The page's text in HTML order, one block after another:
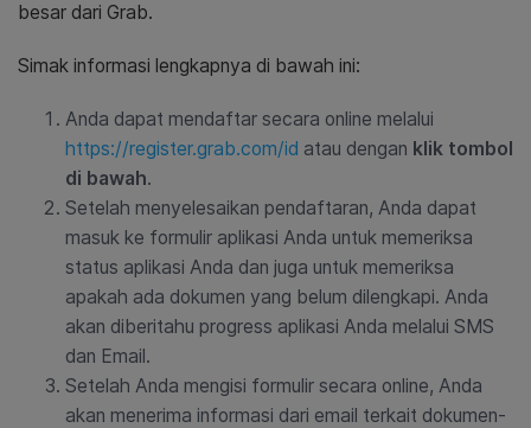
besar dari Grab.
Simak informasi lengkapnya di bawah ini:
Anda dapat mendaftar secara online melalui
https://register.grab.com/id atau dengan klik tombol
di bawah.
Setelah menyelesaikan pendaftaran, Anda dapat
masuk ke formulir aplikasi Anda untuk memeriksa
status aplikasi Anda dan juga untuk memeriksa
apakah ada dokumen yang belum dilengkapi. Anda
akan diberitahu progress aplikasi Anda melalui SMS
dan Email.
Setelah Anda mengisi formulir secara online, Anda
akan menerima informasi dari email terkait dokumen-